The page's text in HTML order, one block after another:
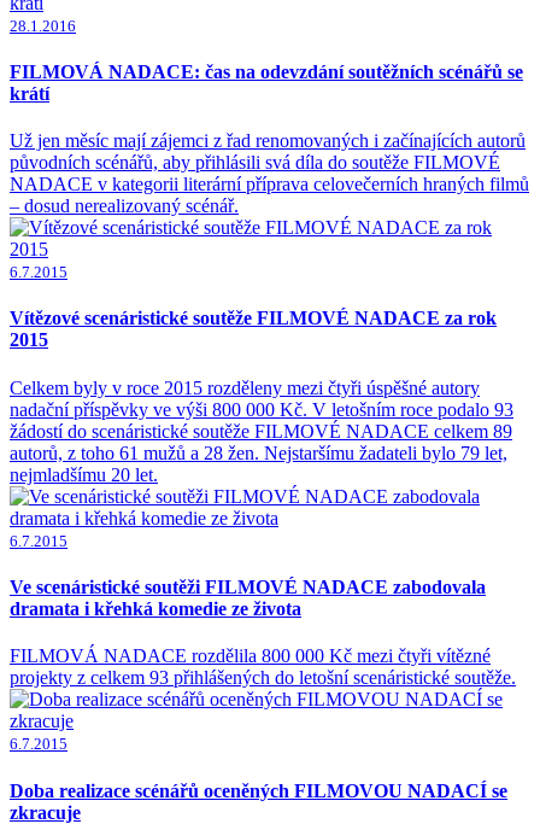
28.1.2016
FILMOVÁ NADACE: čas na odevzdání soutěžních scénářů se
krátí
Už jen měsíc mají zájemci z řad renomovaných i začínajících autorů
původních scénářů, aby přihlásili svá díla do soutěže FILMOVÉ
NADACE v kategorii literární příprava celovečerních hraných filmů
– dosud nerealizovaný scénář.
6.7.2015
Vítězové scenáristické soutěže FILMOVÉ NADACE za rok
2015
Celkem byly v roce 2015 rozděleny mezi čtyři úspěšné autory
nadační příspěvky ve výši 800 000 Kč. V letošním roce podalo 93
žádostí do scenáristické soutěže FILMOVÉ NADACE celkem 89
autorů, z toho 61 mužů a 28 žen. Nejstaršímu žadateli bylo 79 let,
nejmladšímu 20 let.
6.7.2015
Ve scenáristické soutěži FILMOVÉ NADACE zabodovala
dramata i křehká komedie ze života
FILMOVÁ NADACE rozdělila 800 000 Kč mezi čtyři vítězné
projekty z celkem 93 přihlášených do letošní scenáristické soutěže.
6.7.2015
Doba realizace scénářů oceněných FILMOVOU NADACÍ se
zkracuje